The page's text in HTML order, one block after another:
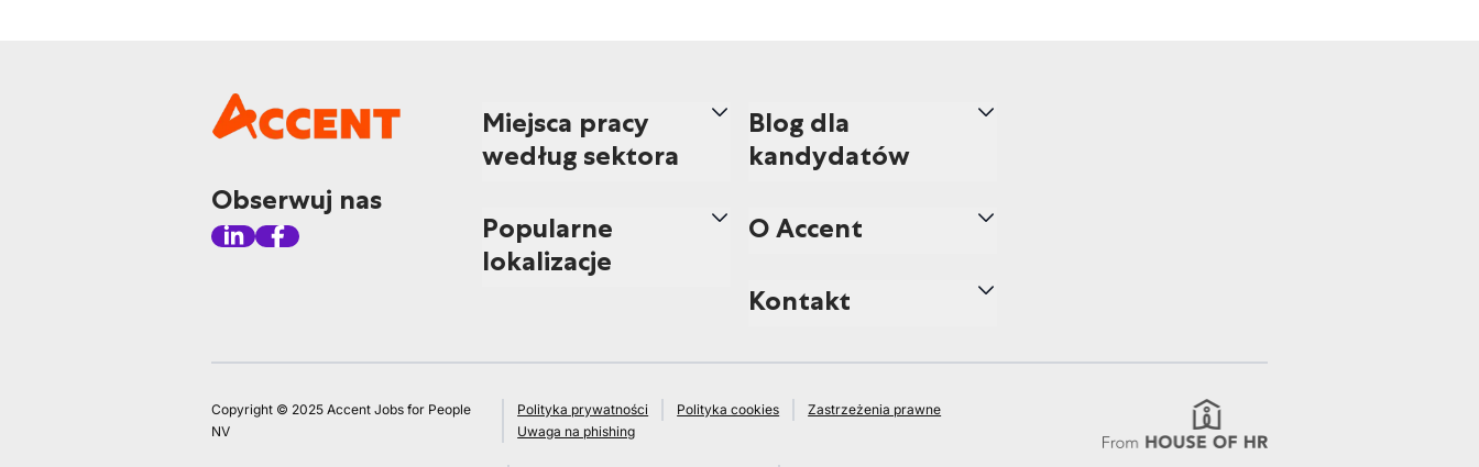
Obserwuj nas
Miejsca pracy
według sektora
Popularne
lokalizacje
Blog dla
kandydatów
O Accent
Kontakt
Copyright © 2025 Accent Jobs for People
NV
Polityka prywatności Polityka cookies
Zastrzeżenia prawne
Uwaga na phishing